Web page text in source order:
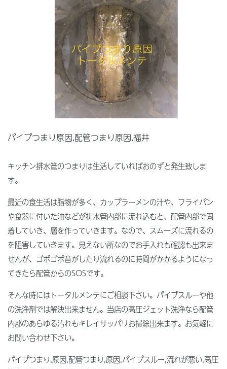
パイプつまり原因,配管つまり原因,福井
キッチン排水管のつまりは生活していればおのずと発生致しま
す。
最近の食生活は脂物が多く、カップラーメンの汁や、フライパン
や食器に付いた油などが排水管内部に流れ込むと、配管内部で固
着していき、層を作っていきます。なので、スムーズに流れるの
を阻害していきます。見えない所なのでお手入れも確認も出来ま
せんが、ゴボゴボ音がしたり流れるのに時間がかかるようになっ
てきたら配管からのSOSです。
そんな時にはトータルメンテにご相談下さい。パイプスルーや他
の洗浄剤では解決出来ません。当店の高圧ジェット洗浄なら配管
内部のあらゆる汚れもキレイサッパリお掃除出来ます。お気軽に
お問い合わせ下さい。
パイプつまり,原因,配管つまり,原因,パイプスルー,流れが悪い,高圧